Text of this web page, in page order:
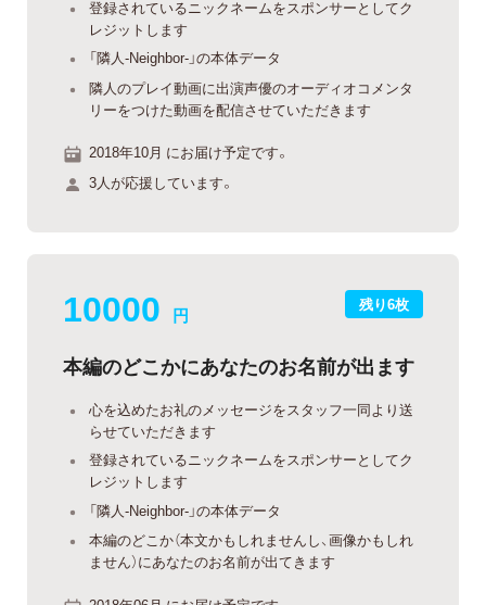
登録されているニックネームをスポンサーとしてク
レジットします
「隣人-Neighbor-」の本体データ
隣人のプレイ動画に出演声優のオーディオコメンタ
リーをつけた動画を配信させていただきます
2018年10月 にお届け予定です。
3人が応援しています。
残り6枚
10000 円
本編のどこかにあなたのお名前が出ます
心を込めたお礼のメッセージをスタッフ一同より送
らせていただきます
登録されているニックネームをスポンサーとしてク
レジットします
「隣人-Neighbor-」の本体データ
本編のどこか（本文かもしれませんし、画像かもしれ
ません）にあなたのお名前が出てきます